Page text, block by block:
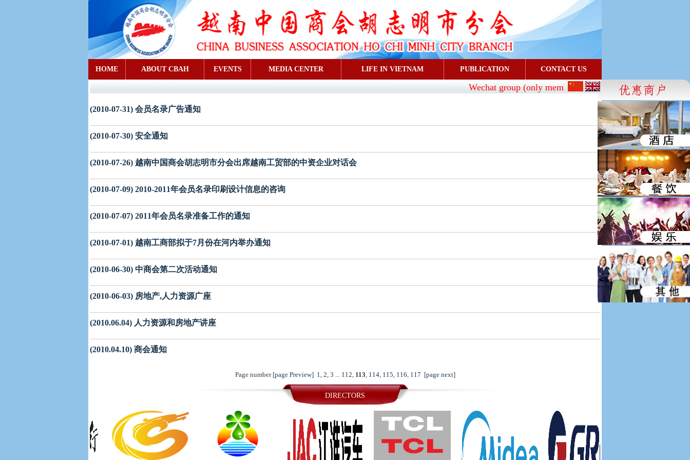
HOME ABOUT CBAH EVENTS MEDIA CENTER LIFE IN VIETNAM PUBLICATION CONTACT US
Wechat group (only members can join): CBA_SG-
(2010-07-31) 会员名录广告通知
(2010-07-30) 安全通知
(2010-07-26) 越南中国商会胡志明市分会出席越南工贸部的中资企业对话会
(2010-07-09) 2010-2011年会员名录印刷设计信息的咨询
(2010-07-07) 2011年会员名录准备工作的通知
(2010-07-01) 越南工商部拟于7月份在河内举办通知
(2010-06-30) 中商会第二次活动通知
(2010-06-03) 房地产,人力资源广座
(2010.06.04) 人力资源和房地产讲座
(2010.04.10) 商会通知
Page number [page Preview] 1, 2, 3 ... 112, 113, 114, 115, 116, 117 [page next]
DIRECTORS